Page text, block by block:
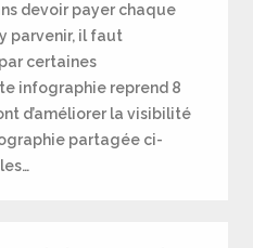
devoir payer chaque
parvenir, il faut
certaines
infographie reprend 8
d’améliorer la visibilité
partagée ci-